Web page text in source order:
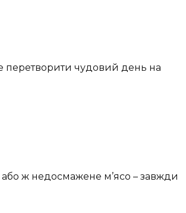
перетворити чудовий день на
або ж недосмажене м’ясо – завжди